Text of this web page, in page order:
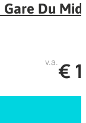
Gare Du Midi
v.a.€